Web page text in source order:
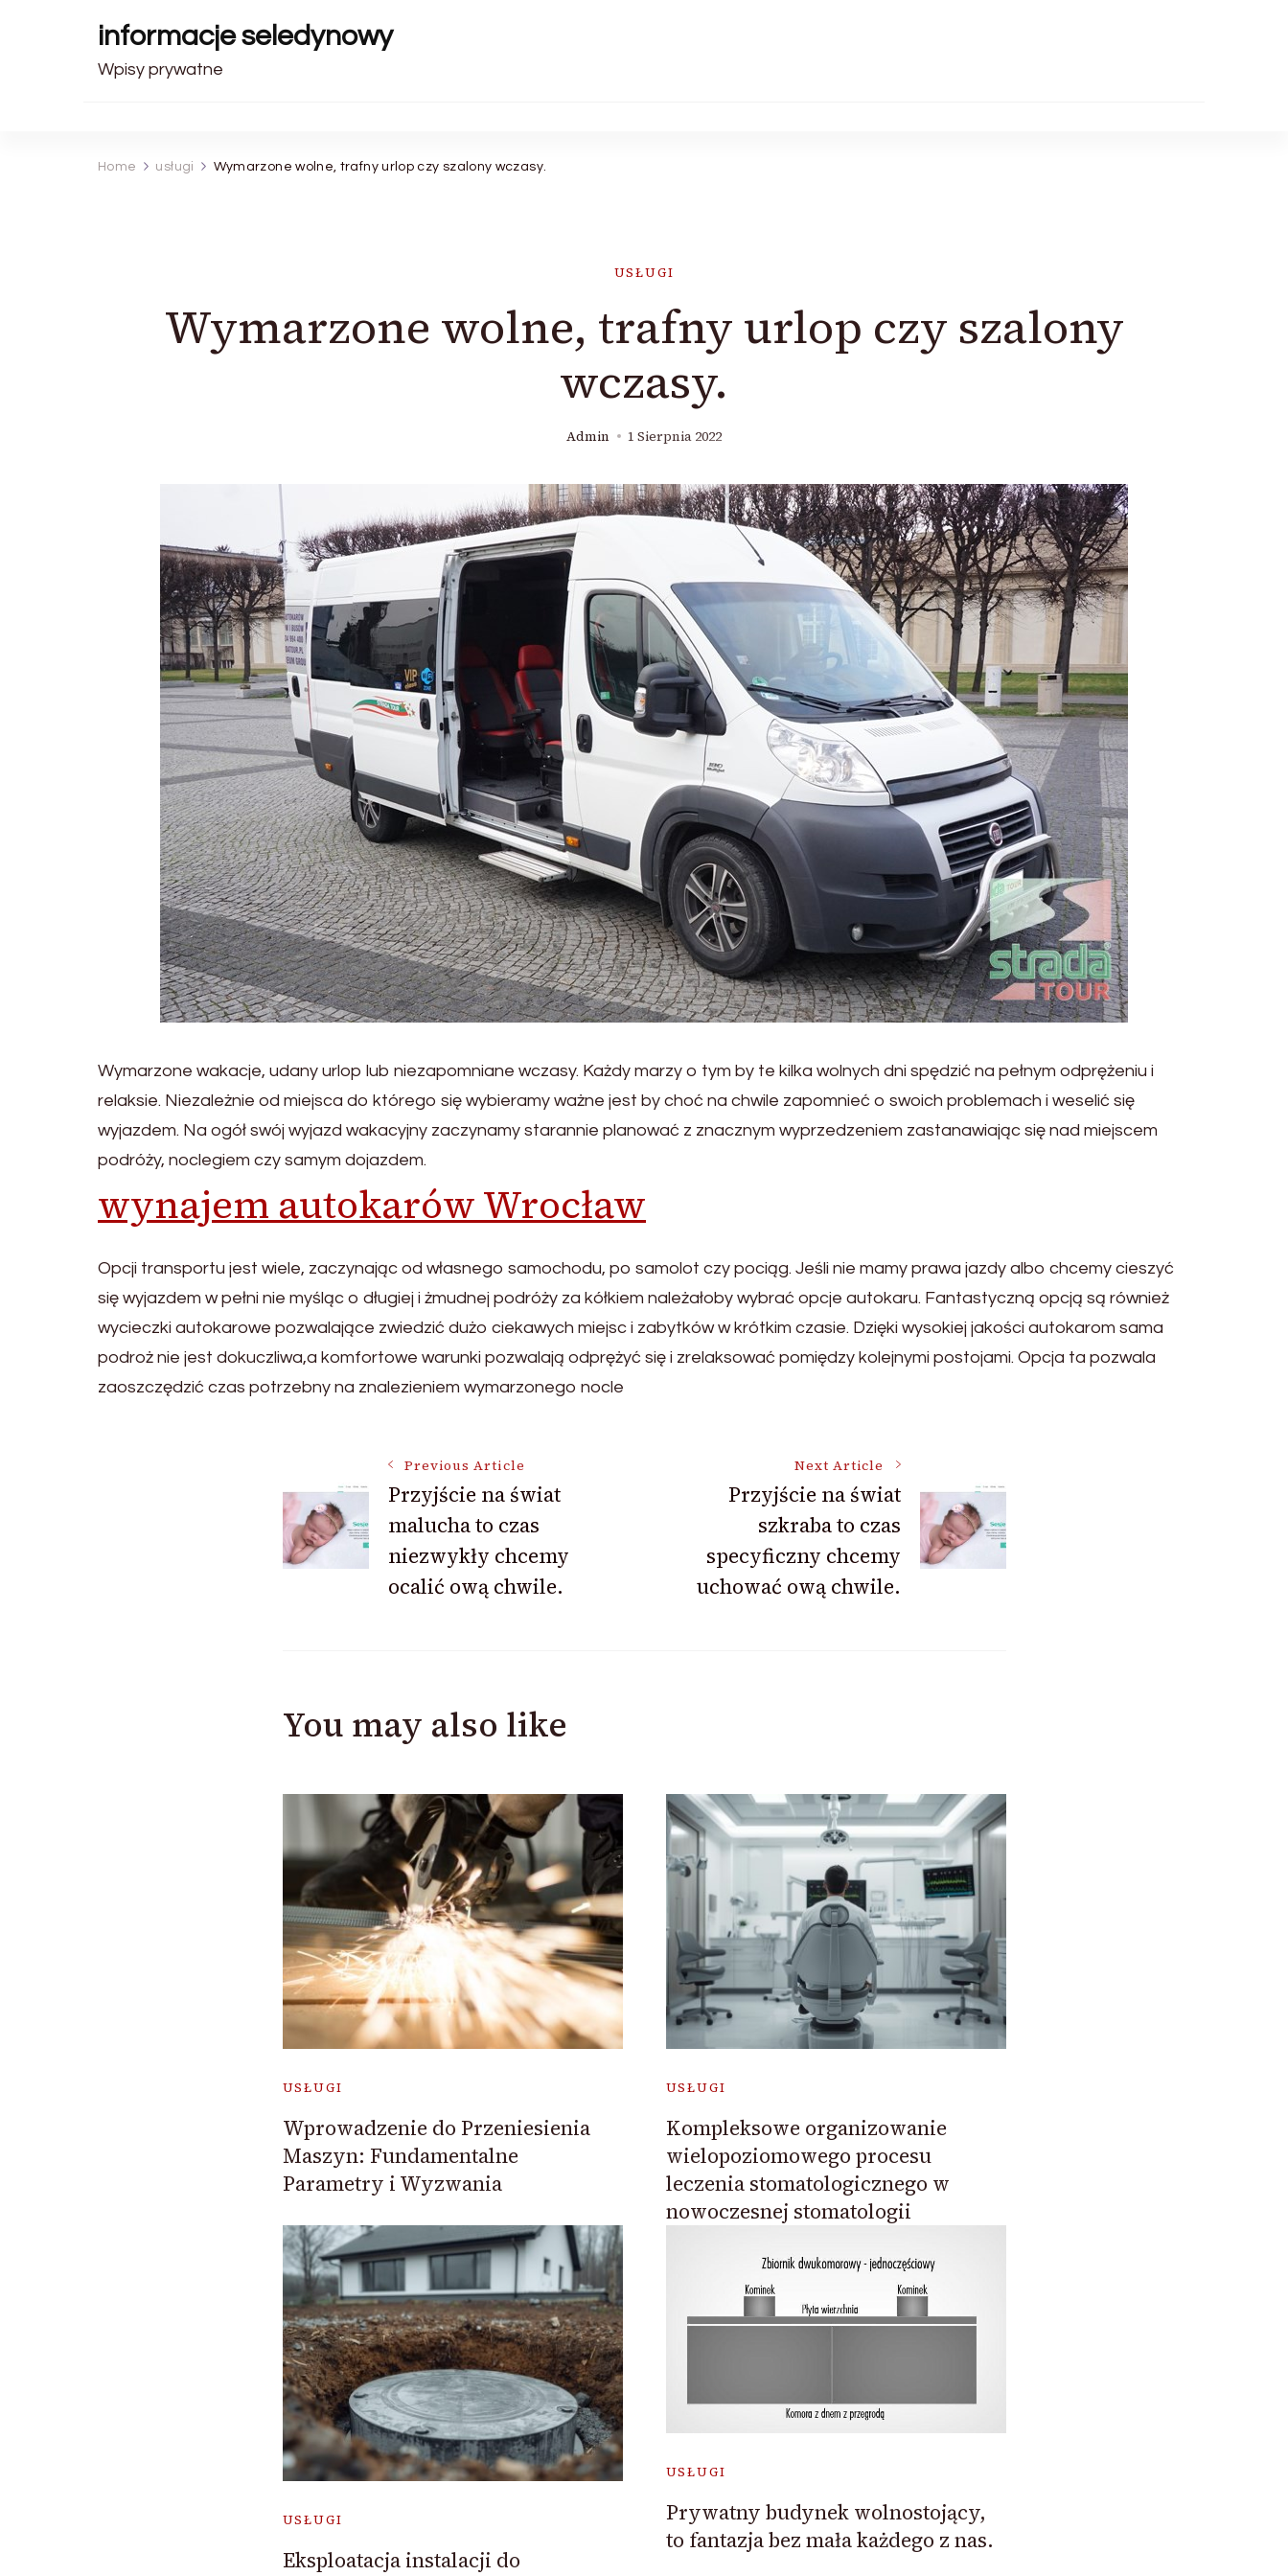
informacje seledynowy
Wpisy prywatne
Home usługi Wymarzone wolne, trafny urlop czy szalony wczasy.
USŁUGI
Wymarzone wolne, trafny urlop czy szalony
wczasy.
Admin 1 Sierpnia 2022
Wymarzone wakacje, udany urlop lub niezapomniane wczasy. Każdy marzy o tym by te kilka wolnych dni spędzić na pełnym odprężeniu i
relaksie. Niezależnie od miejsca do którego się wybieramy ważne jest by choć na chwile zapomnieć o swoich problemach i weselić się
wyjazdem. Na ogół swój wyjazd wakacyjny zaczynamy starannie planować z znacznym wyprzedzeniem zastanawiając się nad miejscem
podróży, noclegiem czy samym dojazdem.
wynajem autokarów Wrocław
Opcji transportu jest wiele, zaczynając od własnego samochodu, po samolot czy pociąg. Jeśli nie mamy prawa jazdy albo chcemy cieszyć
się wyjazdem w pełni nie myśląc o długiej i żmudnej podróży za kółkiem należałoby wybrać opcje autokaru. Fantastyczną opcją są również
wycieczki autokarowe pozwalające zwiedzić dużo ciekawych miejsc i zabytków w krótkim czasie. Dzięki wysokiej jakości autokarom sama
podroż nie jest dokuczliwa,a komfortowe warunki pozwalają odprężyć się i zrelaksować pomiędzy kolejnymi postojami. Opcja ta pozwala
zaoszczędzić czas potrzebny na znalezieniem wymarzonego nocle
Post
Navigation
Previous Article
Przyjście na świat
malucha to czas
niezwykły chcemy
ocalić ową chwile.
Next Article
Przyjście na świat
szkraba to czas
specyficzny chcemy
uchować ową chwile.
You may also like
USŁUGI
Wprowadzenie do Przeniesienia
Maszyn: Fundamentalne
Parametry i Wyzwania
USŁUGI
Kompleksowe organizowanie
wielopoziomowego procesu
leczenia stomatologicznego w
nowoczesnej stomatologii
USŁUGI
Eksploatacja instalacji do
USŁUGI
Prywatny budynek wolnostojący,
to fantazja bez mała każdego z nas.